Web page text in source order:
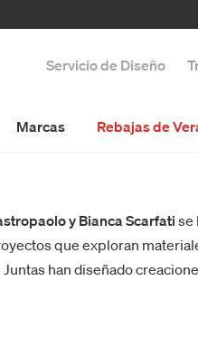
Servicio de Diseño
Marcas Rebajas de
y Bianca Scarfati se
que exploran
han diseñado